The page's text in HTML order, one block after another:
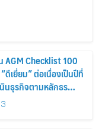
AGM Checklist 100
ดีเยี่ยม” ต่อเนื่องเป็นปีที่
นธุรกิจตามหลักธร
ร้างความเชื่อมั่นผู้ถือ